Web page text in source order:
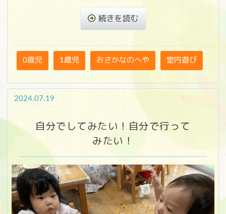
続きを読む
0歳児 1歳児 おさかなのへや 室内遊び
2024.07.19
自分でしてみたい！自分で行って
みたい！